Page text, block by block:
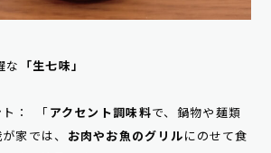
な 「生七味」
： 「 アクセント調味料で、鍋物や麺類
家では、 お肉やお魚のグリル にのせて食